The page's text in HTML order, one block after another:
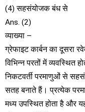
(4) सहसंयोजक बंध से
Ans. (2)
व्याख्या –
ग्रेफाइट कार्बन का दूसरा
विभिन्न परतों में व्यवस्थित
निकटवर्ती परमाणुओं से
सतह बनाते हैं। प्रत्येक
मध्य उपस्थित होता है और